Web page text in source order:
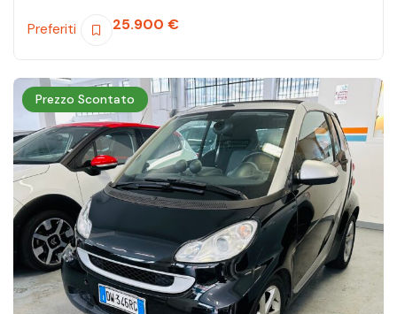
Preferiti 25.900 €
Prezzo Scontato